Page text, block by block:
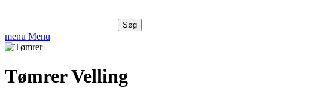
efter:
menu Menu
Tømrer Velling